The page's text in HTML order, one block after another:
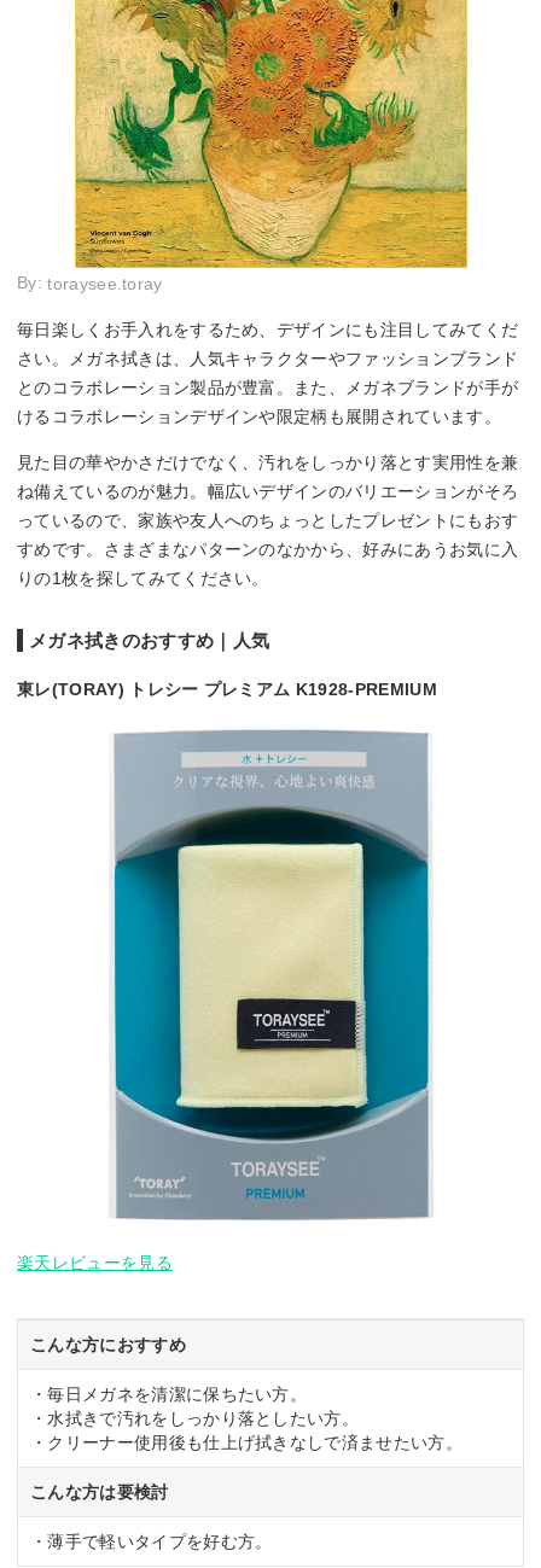
By:toraysee.toray
毎日楽しくお手入れをするため、デザインにも注目してみてくだ
さい。メガネ拭きは、人気キャラクターやファッションブランド
とのコラボレーション製品が豊富。また、メガネブランドが手が
けるコラボレーションデザインや限定柄も展開されています。
見た目の華やかさだけでなく、汚れをしっかり落とす実用性を兼
ね備えているのが魅力。幅広いデザインのバリエーションがそろ
っているので、家族や友人へのちょっとしたプレゼントにもおす
すめです。さまざまなパターンのなかから、好みにあうお気に入
りの1枚を探してみてください。
メガネ拭きのおすすめ｜人気
東レ(TORAY) トレシー プレミアム K1928-PREMIUM
楽天レビューを見る
こんな方におすすめ
・毎日メガネを清潔に保ちたい方。
・水拭きで汚れをしっかり落としたい方。
・クリーナー使用後も仕上げ拭きなしで済ませたい方。
こんな方は要検討
・薄手で軽いタイプを好む方。